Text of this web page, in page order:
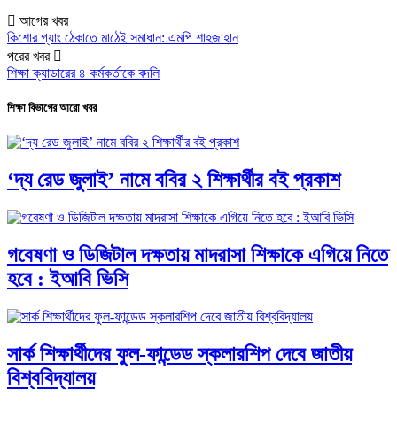
আগের খবর
কিশোর গ্যাং ঠেকাতে মাঠেই সমাধান: এমপি শাহজাহান
পরের খবর
শিক্ষা ক্যাডারের ৪ কর্মকর্তাকে বদলি
শিক্ষা বিভাগের আরো খবর
‘দ্য রেড জুলাই’ নামে ববির ২ শিক্ষার্থীর বই প্রকাশ
গবেষণা ও ডিজিটাল দক্ষতায় মাদরাসা শিক্ষাকে এগিয়ে নিতে
হবে : ইআবি ভিসি
সার্ক শিক্ষার্থীদের ফুল-ফান্ডেড স্কলারশিপ দেবে জাতীয়
বিশ্ববিদ্যালয়